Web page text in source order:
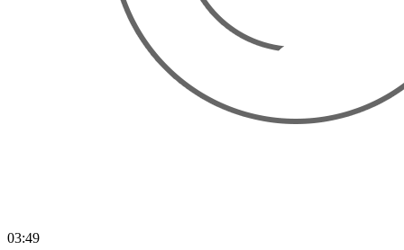
03:49